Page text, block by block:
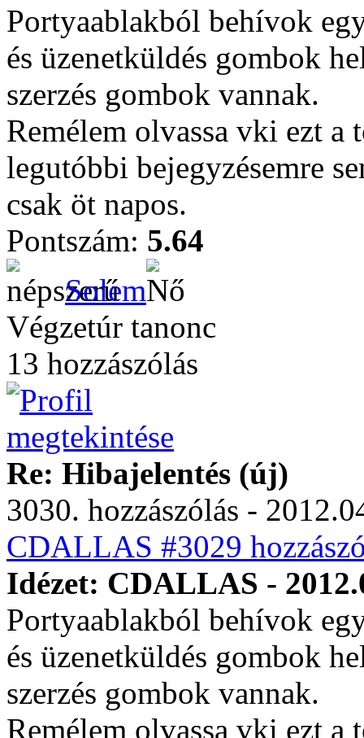
Portyaablakból behívok
és üzenetküldés gombok
szerzés gombok vannak.
Remélem olvassa vki ezt a
legutóbbi bejegyzésemre
csak öt napos.
Pontszám: 5.64
Solem
Végzetúr tanonc
13 hozzászólás
Re: Hibajelentés (új)
3030. hozzászólás -
CDALLAS #3029
Idézet: CDALLAS -
Portyaablakból behívok
és üzenetküldés gombok
szerzés gombok vannak.
Remélem olvassa vki ezt a